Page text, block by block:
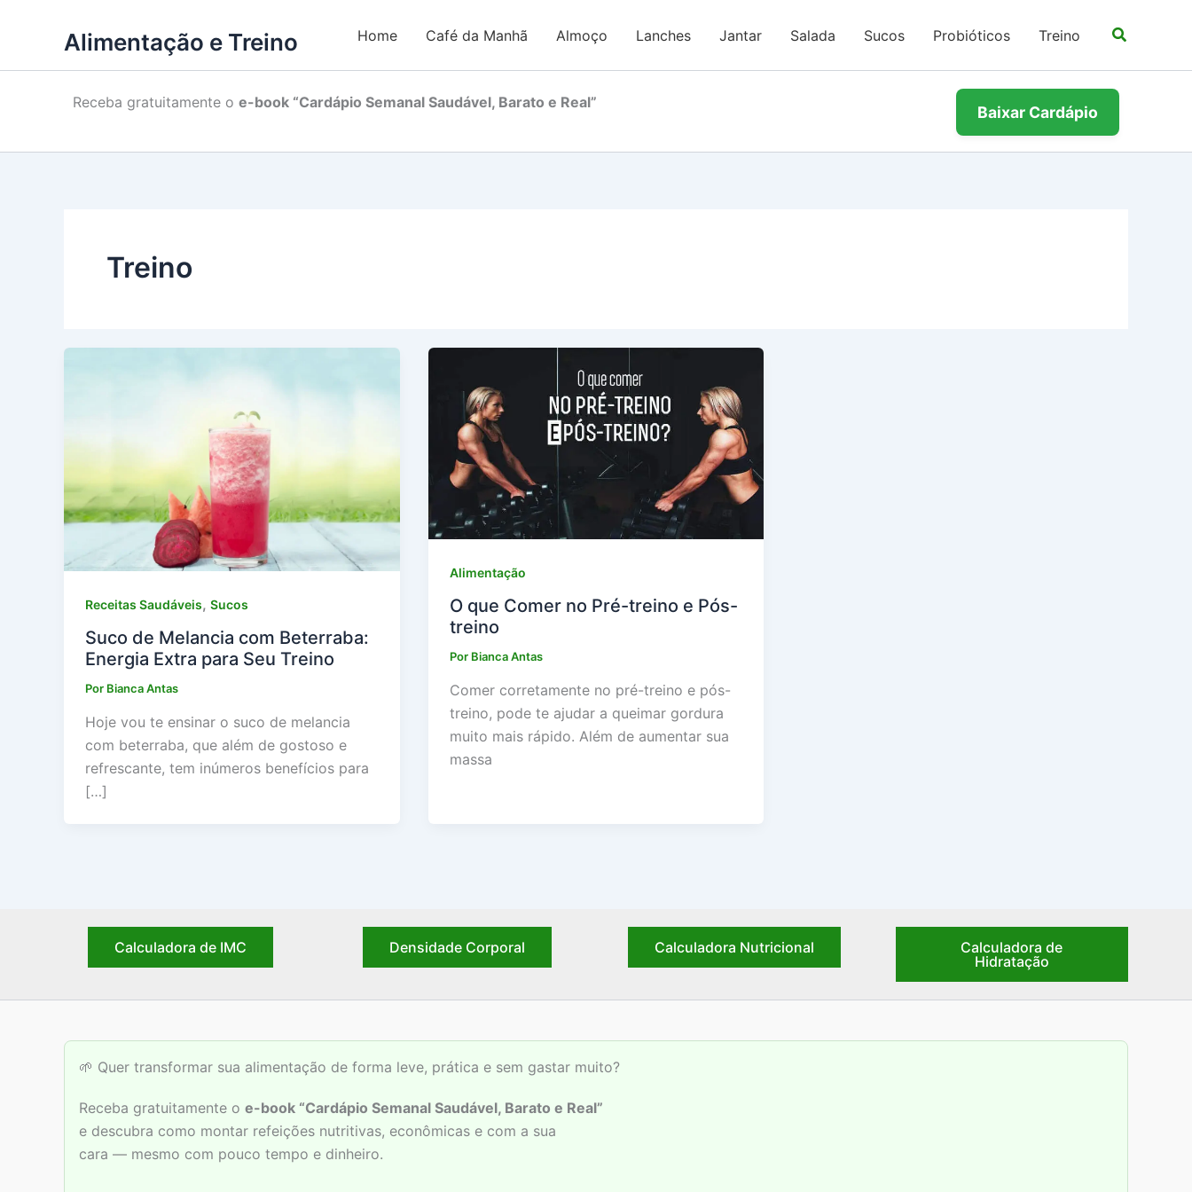
Alimentação e Treino Home Café da Manhã Almoço Lanches Jantar Salada Sucos Probióticos Treino
Receba gratuitamente o e-book “Cardápio Semanal Saudável, Barato e Real”
Baixar Cardápio
Treino
Receitas Saudáveis, Sucos
Suco de Melancia com Beterraba:
Energia Extra para Seu Treino
Por Bianca Antas
Hoje vou te ensinar o suco de melancia
com beterraba, que além de gostoso e
refrescante, tem inúmeros benefícios para
[…]
Alimentação
O que Comer no Pré-treino e Pós-
treino
Por Bianca Antas
Comer corretamente no pré-treino e pós-
treino, pode te ajudar a queimar gordura
muito mais rápido. Além de aumentar sua
massa
Calculadora de IMC Densidade Corporal Calculadora Nutricional
Calculadora de
Hidratação
🌱 Quer transformar sua alimentação de forma leve, prática e sem gastar muito?
Receba gratuitamente o e-book “Cardápio Semanal Saudável, Barato e Real”
e descubra como montar refeições nutritivas, econômicas e com a sua
cara — mesmo com pouco tempo e dinheiro.